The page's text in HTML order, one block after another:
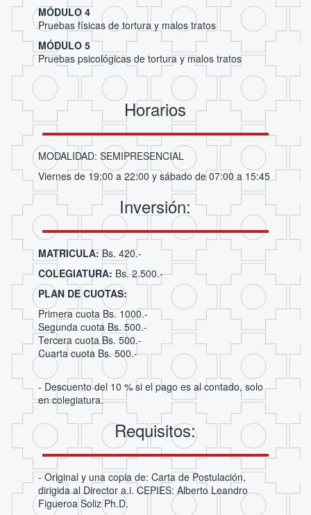
MÓDULO 4
Pruebas físicas de tortura y malos tratos
MÓDULO 5
Pruebas psicológicas de tortura y malos tratos
Horarios
MODALIDAD: SEMIPRESENCIAL
Viernes de 19:00 a 22:00 y sábado de 07:00 a 15:45
Inversión:
MATRICULA:Bs. 420.-
COLEGIATURA: Bs. 2.500.-
PLAN DE CUOTAS:
Primera cuota Bs. 1000.-
Segunda cuota Bs. 500.-
Tercera cuota Bs. 500.-
Cuarta cuota Bs. 500.-
- Descuento del 10 % si el pago es al contado, solo
en colegiatura.
Requisitos:
- Original y una copia de: Carta de Postulación,
dirigida al Director a.i. CEPIES: Alberto Leandro
Figueroa Soliz Ph.D.